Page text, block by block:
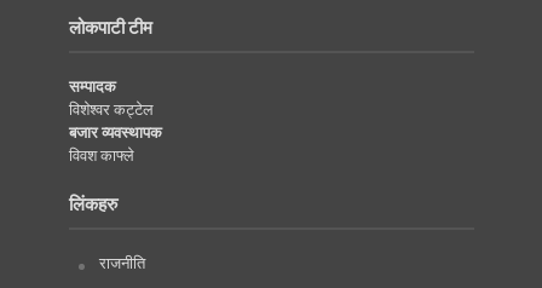
लोकपाटी टीम
सम्पादक
विशेश्वर कट्टेल
बजार व्यवस्थापक
विवश काफ्ले
लिंकहरु
राजनीति